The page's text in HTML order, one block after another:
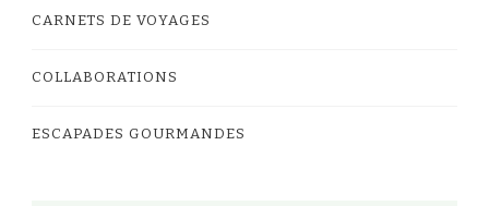
CARNETS DE VOYAGES
COLLABORATIONS
ESCAPADES GOURMANDES